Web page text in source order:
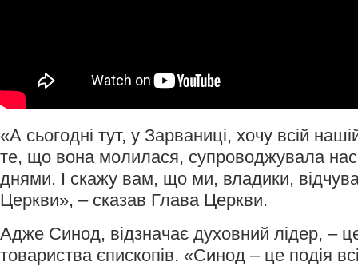
«А сьогодні тут, у Зарваниці, хочу всій
те, що вона молилася, супроводжувала
днями. І скажу вам, що ми, владики,
Церкви», – сказав Глава Церкви.
Адже Синод, відзначає духовний лідер, –
товариства єпископів. «Синод – це подія